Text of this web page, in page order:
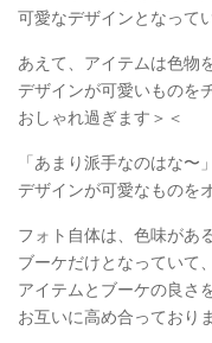
可愛なデザインとなって
あえて、アイテムは色物
デザインが可愛いものを
おしゃれ過ぎます＞＜
「あまり派手なのはな〜
デザインが可愛なもの
フォト自体は、色味があ
ブーケだけとなっていて、
アイテムとブーケの良さ
お互いに高め合っており